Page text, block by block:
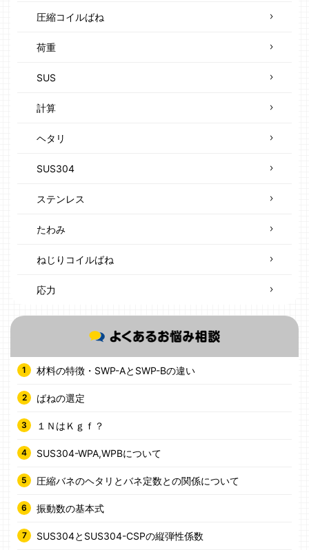
圧縮コイルばね
荷重
SUS
計算
ヘタリ
SUS304
ステンレス
たわみ
ねじりコイルばね
応力
材料の特徴・SWP-AとSWP-Bの違い
ばねの選定
１ＮはＫｇｆ？
SUS304-WPA,WPBについて
圧縮バネのヘタリとバネ定数との関係について
振動数の基本式
SUS304とSUS304-CSPの縦弾性係数